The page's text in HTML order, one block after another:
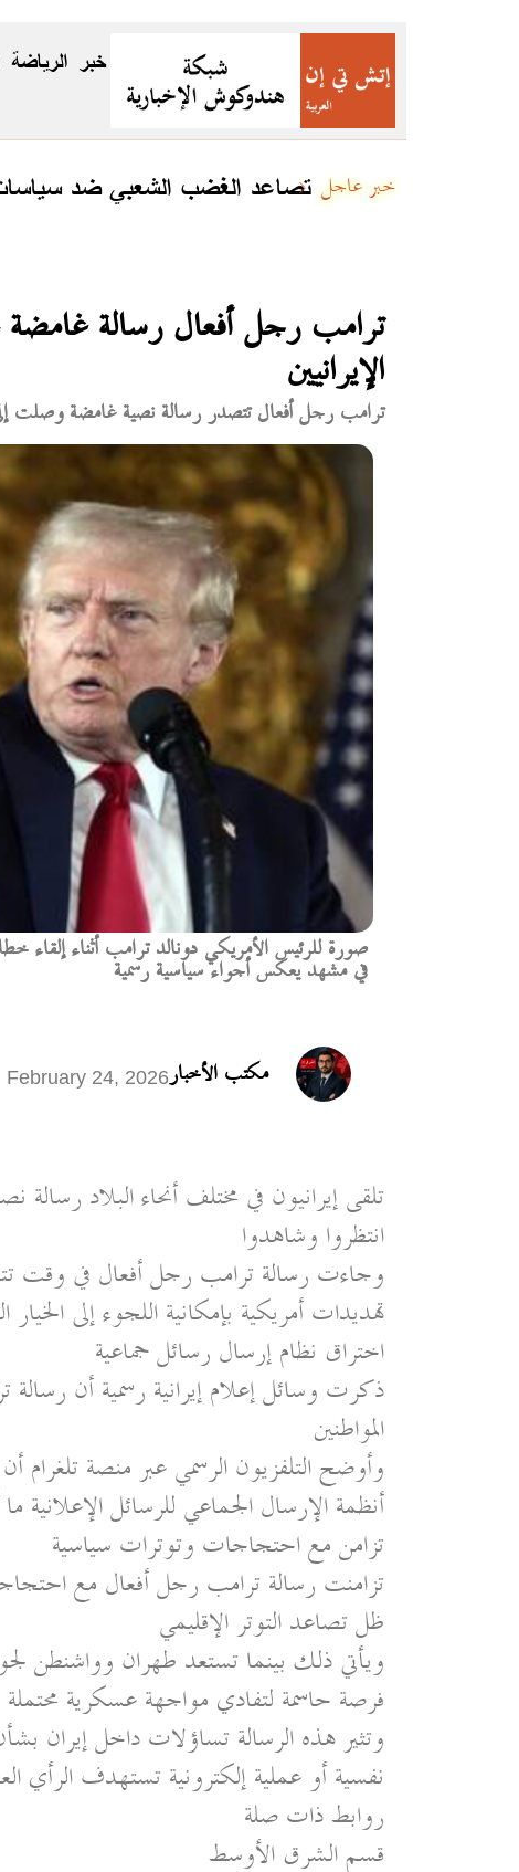
الرياضة خبر
تصاعد الغضب الشعبي ضد خبر عاجل
ترامب رجل أفعال رسالة
الإيرانيين
ترامب رجل أفعال تتصدر رسالة نصية غامضة وصلت إلى
صورة للرئيس الأمريكي دونالد ترامب أثناء إلقاء
في مشهد يعكس أجواء سياسية رسمية
مكتب الأخبارFebruary 24, 2026
تلقى إيرانيون في مختلف أنحاء البلاد
انتظروا وشاهدوا
وجاءت رسالة ترامب رجل أفعال في وقت
تهديدات أمريكية بإمكانية اللجوء إلى
اختراق نظام إرسال رسائل جماعية
ذكرت وسائل إعلام إيرانية رسمية أن
المواطنين
وأوضح التلفزيون الرسمي عبر منصة تلغرام
أنظمة الإرسال الجماعي للرسائل
تزامن مع احتجاجات وتوترات سياسية
تزامنت رسالة ترامب رجل أفعال مع
ظل تصاعد التوتر الإقليمي
ويأتي ذلك بينما تستعد طهران وواشنطن
فرصة حاسمة لتفادي مواجهة عسكرية محتملة
وتثير هذه الرسالة تساؤلات داخل إيران
نفسية أو عملية إلكترونية تستهدف الرأي
روابط ذات صلة
قسم الشرق الأوسط